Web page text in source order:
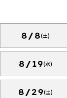
8/8(土)
8/19(水)
8/29(土)